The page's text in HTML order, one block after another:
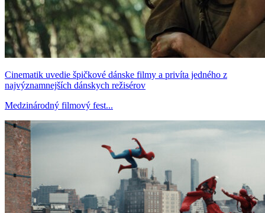
Cinematik uvedie špičkové dánske filmy a privíta jedného z
najvýznamnejších dánskych režisérov
Medzinárodný filmový fest...